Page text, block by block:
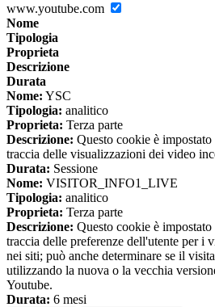
www.youtube.com
Nome
Tipologia
Proprieta
Descrizione
Durata
Nome: YSC
Tipologia: analitico
Proprieta: Terza parte
Descrizione: Questo cookie è
traccia delle visualizzazioni dei video
Durata: Sessione
Nome: VISITOR_INFO1_LIVE
Tipologia: analitico
Proprieta: Terza parte
Descrizione: Questo cookie è
traccia delle preferenze dell'utente per i
nei siti; può anche determinare se il
utilizzando la nuova o la vecchia
Youtube.
Durata: 6 mesi